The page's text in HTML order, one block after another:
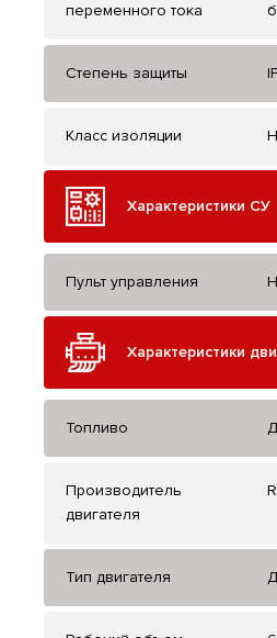
переменного тока
Степень защиты
Класс изоляции H
Характеристики СУ
Пульт управления
Характеристики
Топливо
Производитель
двигателя
Тип двигателя